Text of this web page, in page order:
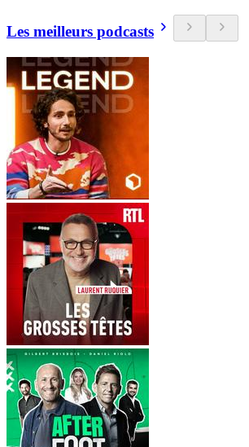
Les meilleurs podcasts